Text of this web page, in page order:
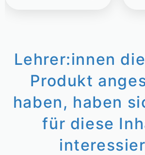
Lehrer:innen
Produkt
haben, haben
für diese